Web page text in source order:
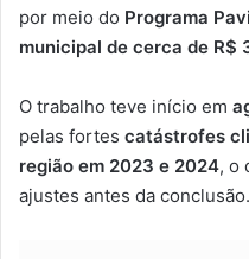
por meio do Programa
municipal de cerca de R$
O trabalho teve início em
pelas fortes catástrofes
região em 2023 e 2024, o
ajustes antes da conclusão.